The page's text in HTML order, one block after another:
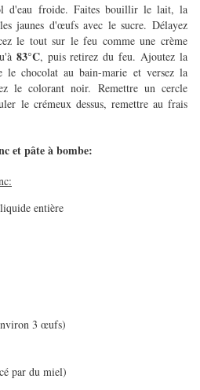
d'eau froide. Faites bouillir le lait, la
jaunes d'œufs avec le sucre. Délayez
le tout sur le feu comme une crème
83°C, puis retirez du feu. Ajoutez la
le chocolat au bain-marie et versez la
le colorant noir. Remettre un cercle
le crémeux dessus, remettre au frais
et pâte à bombe:
entière
3 œufs)
par du miel)